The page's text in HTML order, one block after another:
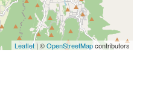
Leaflet| ©OpenStreetMapcontributors